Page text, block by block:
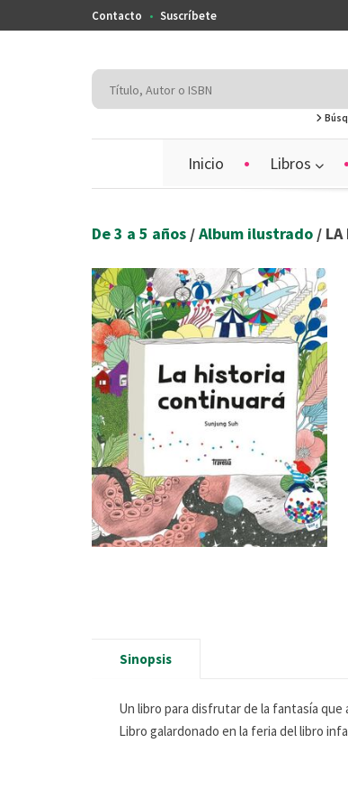
Contacto Suscríbete
Inicio Libros
De 3 a 5 años /Album ilustrado / LA
Sinopsis
Un libro para disfrutar de la fantasía que
Libro galardonado en la feria del libro